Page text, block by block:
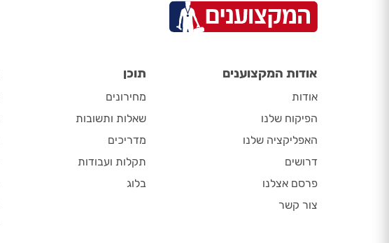
אודות המקצוענים
אודות
הפיקוח שלנו
האפליקציה שלנו
דרושים
פרסם אצלנו
צור קשר
תוכן
מחירונים
שאלות ותשובות
מדריכים
תקלות ועבודות
בלוג